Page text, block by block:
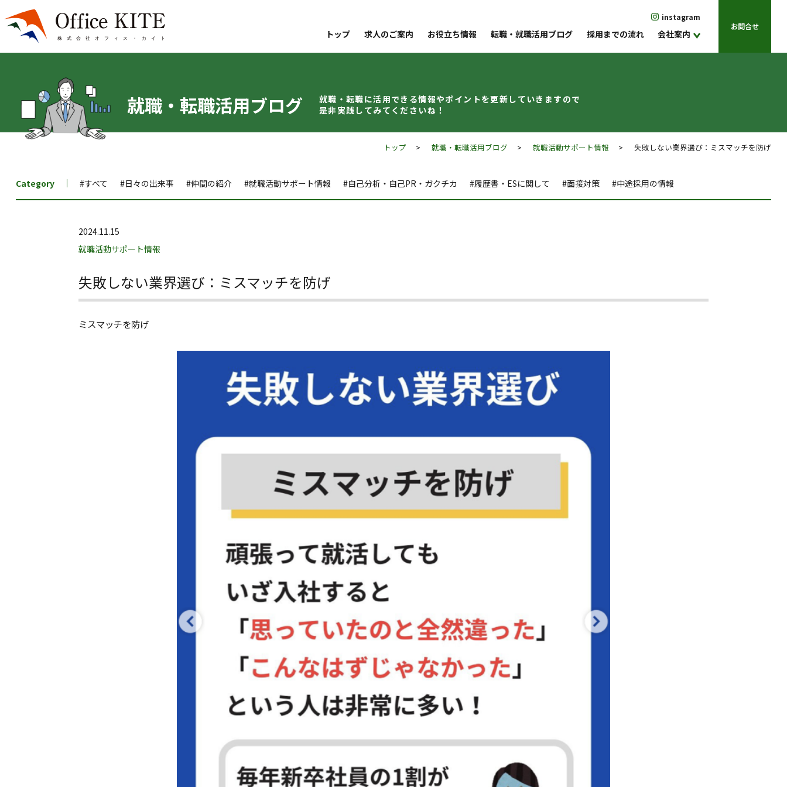
instagram
トップ 求人のご案内 お役立ち情報 転職・就職活用ブログ 採用までの流れ 会社案内
お問合せ
就職・転職活用ブログ 就職・転職に活用できる情報やポイントを更新していきますので
是非実践してみてくださいね！
トップ >就職・転職活用ブログ >就職活動サポート情報 > 失敗しない業界選び：ミスマッチを防げ
Category #すべて #日々の出来事 #仲間の紹介 #就職活動サポート情報 #自己分析・自己PR・ガクチカ #履歴書・ESに関して #面接対策 #中途採用の情報
2024.11.15
就職活動サポート情報
失敗しない業界選び：ミスマッチを防げ
ミスマッチを防げ